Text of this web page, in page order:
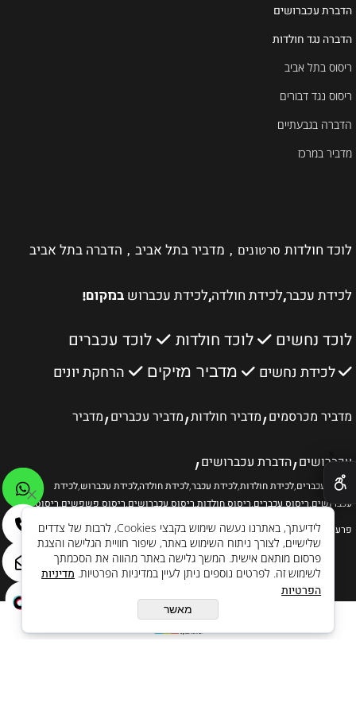
הדברת עכברושים
הדברה נגד חולדות
ריסוס בתל אביב
ריסוס נגד דבורים
הדברה בגבעתיים
מדביר במרכז
לוכד חולדות סרטונים , מדביר בתל אביב , הדברה בתל אביב
לכידת עכבר,לכידת חולדה,לכידת עכברוש במקום!
לוכד נחשים לוכד חולדות לוכד עכברים
לכידת נחשים מדביר מזיקים הרחקת יונים
מדביר מכרסמים,מדביר חולדות,מדביר עכברים,מדביר
עכברושים,הדברת עכברושים,
לכידת עכברים,לכידת חולדות,לכידת עכבר,לכידת חולדה,לכידת עכברוש,לכידת
עכברושים,ריסוס עכברים,ריסוס חולדות,ריסוס עכברושים,ריסוס פשפשים,ריסוס
פרעושים.
לידיעתך, באתרנו נעשה שימוש בקבצי Cookies, לרבות של צדדים
שלישיים, לצורך ניתוח השימוש באתר, שיפור חוויית הגלישה והצגת
פרסום מותאם אישית. המשך גלישה באתר מהווה את הסכמתך
לשימוש זה. לפרטים נוספים ניתן לעיין במדיניות הפרטיות. מדיניות
הפרטיות
מאשר